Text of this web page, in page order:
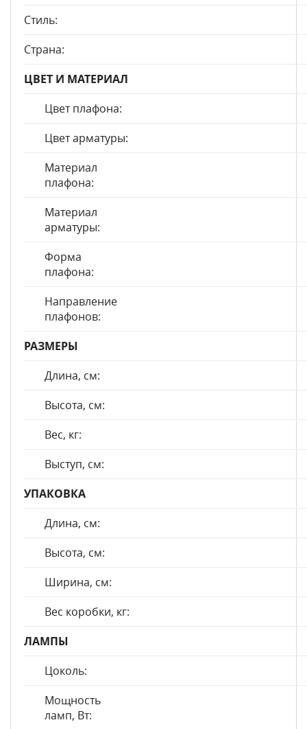
Стиль:
Страна:
ЦВЕТ И МАТЕРИАЛ
Цвет плафона:
Цвет арматуры:
Материал
плафона:
Материал
арматуры:
Форма
плафона:
Направление
плафонов:
РАЗМЕРЫ
Длина, см:
Высота, см:
Вес, кг:
Выступ, см:
УПАКОВКА
Длина, см:
Высота, см:
Ширина, см:
Вес коробки, кг:
ЛАМПЫ
Цоколь:
Мощность
ламп, Вт: